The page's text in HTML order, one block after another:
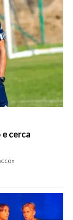
cerca